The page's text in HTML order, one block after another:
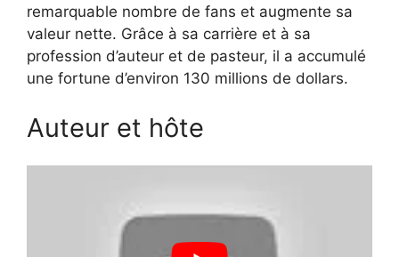
remarquable nombre de fans et augmente sa
valeur nette. Grâce à sa carrière et à sa
profession d’auteur et de pasteur, il a accumulé
une fortune d’environ 130 millions de dollars.
Auteur et hôte